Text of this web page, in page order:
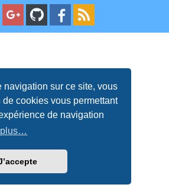
navigation sur ce site, vous
de cookies vous permettant
de navigation
plus…